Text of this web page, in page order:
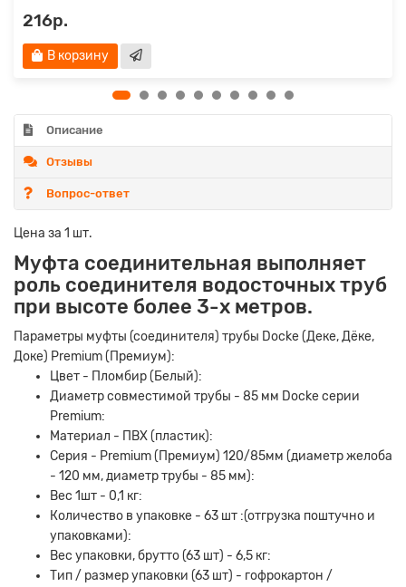
216р.
В корзину
Описание
Отзывы
Вопрос-ответ
Цена за 1 шт.
Муфта соединительная выполняет
роль соединителя водосточных труб
при высоте более 3-х метров.
Параметры муфты (соединителя) трубы Docke (Деке, Дёке,
Доке) Premium (Премиум):
Цвет - Пломбир (Белый):
Диаметр совместимой трубы - 85 мм Docke серии
Premium:
Материал - ПВХ (пластик):
Серия - Premium (Премиум) 120/85мм (диаметр желоба
- 120 мм, диаметр трубы - 85 мм):
Вес 1шт - 0,1 кг:
Количество в упаковке - 63 шт :(отгрузка поштучно и
упаковками):
Вес упаковки, брутто (63 шт) - 6,5 кг:
Тип / размер упаковки (63 шт) - гофрокартон /